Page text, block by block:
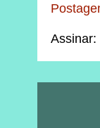
Assinar: